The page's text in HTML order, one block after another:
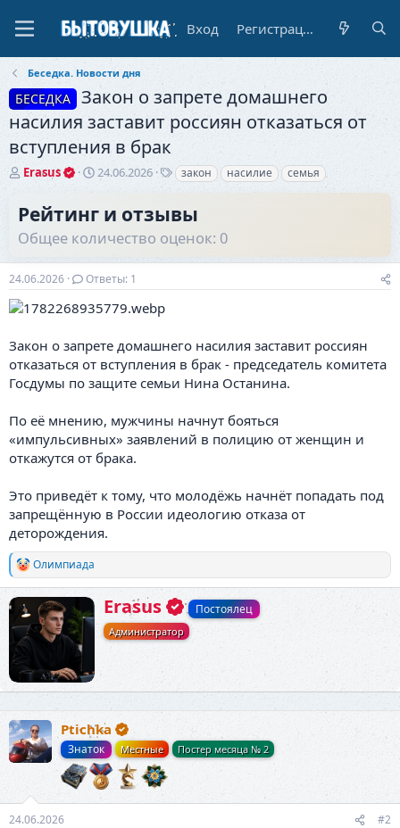
Вход Регистрация
Беседка. Новости дня
БЕСЕДКА
Закон о запрете домашнего
насилия заставит россиян отказаться от
вступления в брак
А
о
р
е
м
ы
Erasus
Д
н
ч
а
а
24.06.2026
Т
и
закон насилие семья
Рейтинг и отзывы
Общее количество оценок: 0
24.06.2026 Ответы: 1
Закон о запрете домашнего насилия заставит россиян
отказаться от вступления в брак - председатель комитета
Госдумы по защите семьи Нина Останина.
По её мнению, мужчины начнут бояться
«импульсивных» заявлений в полицию от женщин и
откажутся от брака.
Это приведёт к тому, что молодёжь начнёт попадать под
запрещённую в России идеологию отказа от
деторождения.
Р
е
а
ц
и
и
Олимпиада
А
в
т
Erasus Постоялец
Администратор
Ptichka
Знаток Местные Постер месяца № 2
24.06.2026 #2